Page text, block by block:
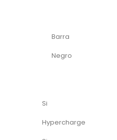
Barra
Negro
Si
Hypercharge